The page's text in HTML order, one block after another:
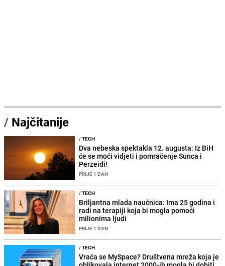
/ Najčitanije
/TECH
Dva nebeska spektakla 12. augusta: Iz BiH
će se moći vidjeti i pomračenje Sunca i
Perzeidi!
PRIJE 1 DAN
/TECH
Briljantna mlada naučnica: Ima 25 godina i
radi na terapiji koja bi mogla pomoći
milionima ljudi
PRIJE 1 DAN
/TECH
Vraća se MySpace? Društvena mreža koja je